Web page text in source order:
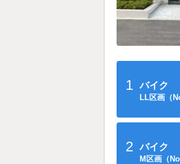
1 バイク
LL区画（
2 バイク
M区画（